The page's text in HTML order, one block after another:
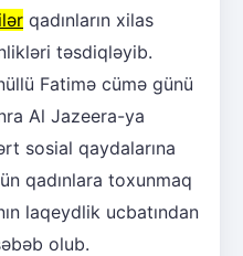
qadınların xilas
təsdiqləyib.
Fatimə cümə günü
Al Jazeera-ya
sosial qaydalarına
qadınlara toxunmaq
laqeydlik ucbatından
olub.